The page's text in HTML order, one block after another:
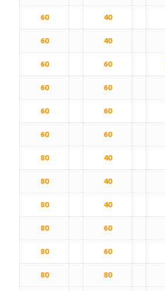
60 40
60 40
60 60
60 60
60 60
60 60
80 40
80 40
80 40
80 60
80 60
80 80